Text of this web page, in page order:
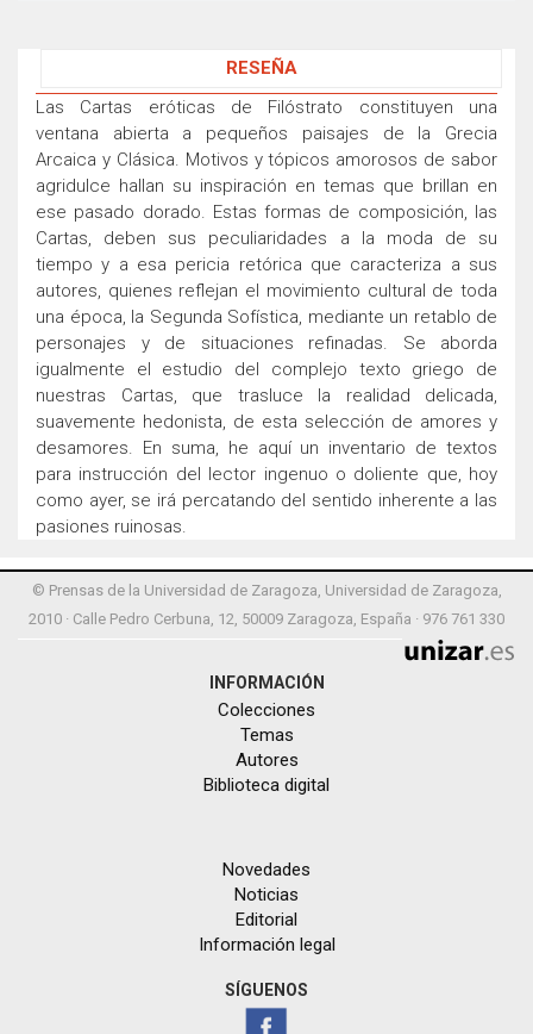
RESEÑA
Las Cartas eróticas de Filóstrato constituyen una
ventana abierta a pequeños paisajes de la Grecia
Arcaica y Clásica. Motivos y tópicos amorosos de sabor
agridulce hallan su inspiración en temas que brillan en
ese pasado dorado. Estas formas de composición, las
Cartas, deben sus peculiaridades a la moda de su
tiempo y a esa pericia retórica que caracteriza a sus
autores, quienes reflejan el movimiento cultural de toda
una época, la Segunda Sofística, mediante un retablo de
personajes y de situaciones refinadas. Se aborda
igualmente el estudio del complejo texto griego de
nuestras Cartas, que trasluce la realidad delicada,
suavemente hedonista, de esta selección de amores y
desamores. En suma, he aquí un inventario de textos
para instrucción del lector ingenuo o doliente que, hoy
como ayer, se irá percatando del sentido inherente a las
pasiones ruinosas.
© Prensas de la Universidad de Zaragoza, Universidad de Zaragoza,
2010 · Calle Pedro Cerbuna, 12, 50009 Zaragoza, España · 976 761 330
INFORMACIÓN
Colecciones
Temas
Autores
Biblioteca digital
Novedades
Noticias
Editorial
Información legal
SÍGUENOS